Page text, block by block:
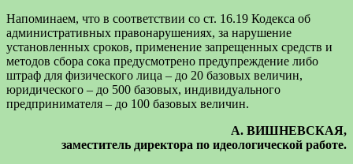
Напоминаем, что в соответствии со ст. 16.19 Кодекса об
административных правонарушениях, за нарушение
установленных сроков, применение запрещенных средств и
методов сбора сока предусмотрено предупреждение либо
штраф для физического лица – до 20 базовых величин,
юридического – до 500 базовых, индивидуального
предпринимателя – до 100 базовых величин.
А. ВИШНЕВСКАЯ,
заместитель директора по идеологической работе.